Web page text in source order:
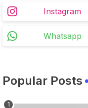
Instagram
Whatsapp
Popular Posts